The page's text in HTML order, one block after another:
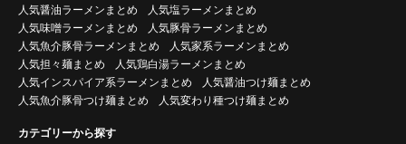
人気醤油ラーメンまとめ
人気塩ラーメンまとめ
人気味噌ラーメンまとめ
人気豚骨ラーメンまとめ
人気魚介豚骨ラーメンまとめ
人気家系ラーメンまとめ
人気担々麺まとめ
人気鶏白湯ラーメンまとめ
人気インスパイア系ラーメンまとめ
人気醤油つけ麺まとめ
人気魚介豚骨つけ麺まとめ
人気変わり種つけ麺まとめ
カテゴリーから探す